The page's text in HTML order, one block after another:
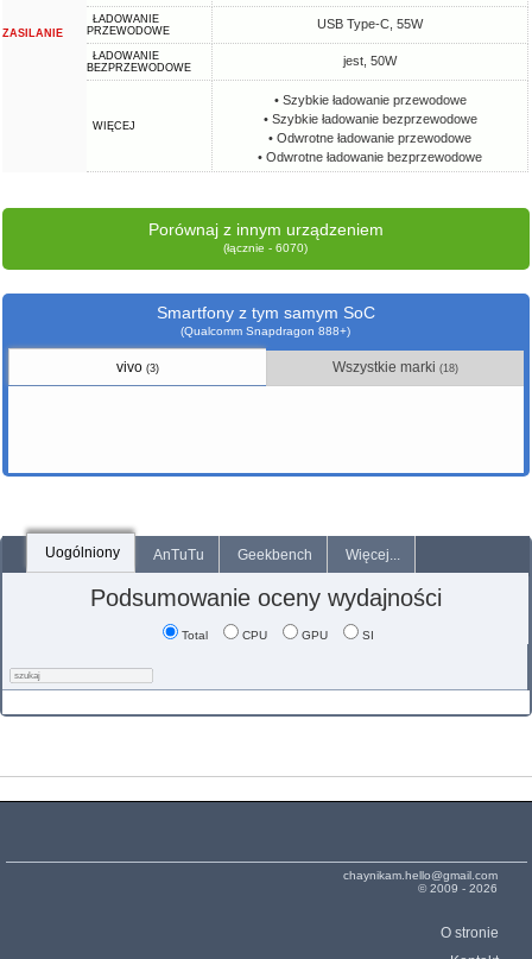
ZASILANIE
ŁADOWANIE
PRZEWODOWE
USB Type-C, 55W
ŁADOWANIE
BEZPRZEWODOWE
jest, 50W
WIĘCEJ
• Szybkie ładowanie przewodowe
• Szybkie ładowanie bezprzewodowe
• Odwrotne ładowanie przewodowe
• Odwrotne ładowanie bezprzewodowe
Porównaj z innym urządzeniem
(łącznie - 6070)
Smartfony z tym samym SoC
(Qualcomm Snapdragon 888+)
vivo (3) Wszystkie marki (18)
Uogólniony AnTuTu Geekbench Więcej...
Podsumowanie oceny wydajności
Total CPU GPU SI
chaynikam.hello@gmail.com
© 2009 - 2026
O stronie